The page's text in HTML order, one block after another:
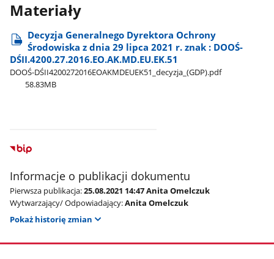
Materiały
Decyzja Generalnego Dyrektora Ochrony
Środowiska z dnia 29 lipca 2021 r. znak : DOOŚ-
DŚII.4200.27.2016.EO.AK.MD.EU.EK.51
DOOŚ-DŚII4200272016EOAKMDEUEK51​_decyzja​_(GDP).pdf
58.83MB
Informacje o publikacji dokumentu
Pierwsza publikacja:25.08.2021 14:47 Anita Omelczuk
Wytwarzający/ Odpowiadający:Anita Omelczuk
Pokaż historię zmian